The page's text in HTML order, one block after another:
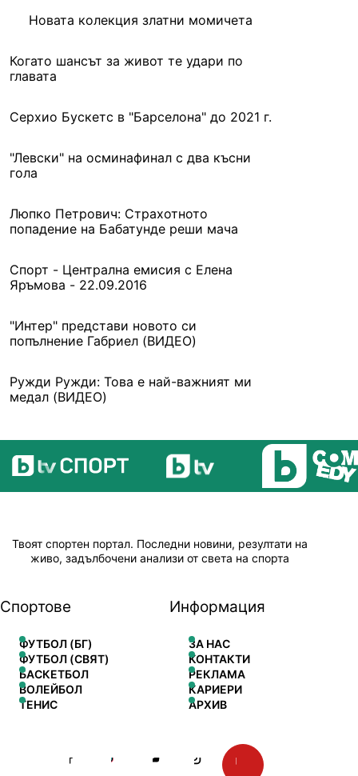
Новата колекция златни момичета
Когато шансът за живот те удари по
главата
Серхио Бускетс в "Барселона" до 2021 г.
"Левски" на осминафинал с два късни
гола
Люпко Петрович: Страхотното
попадение на Бабатунде реши мача
Спорт - Централна емисия с Елена
Яръмова - 22.09.2016
"Интер" представи новото си
попълнение Габриел (ВИДЕО)
Ружди Ружди: Това е най-важният ми
медал (ВИДЕО)
Твоят спортен портал. Последни новини, резултати на
живо, задълбочени анализи от света на спорта
Спортове
ФУТБОЛ (БГ)
ФУТБОЛ (СВЯТ)
БАСКЕТБОЛ
ВОЛЕЙБОЛ
ТЕНИС
Информация
ЗА НАС
КОНТАКТИ
РЕКЛАМА
КАРИЕРИ
АРХИВ